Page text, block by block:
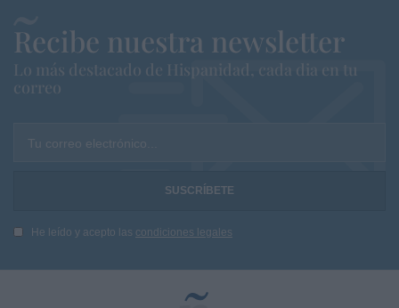
Recibe nuestra newsletter
Lo más destacado de Hispanidad, cada dia en tu
correo
Tu correo electrónico...
He leído y acepto las condiciones legales